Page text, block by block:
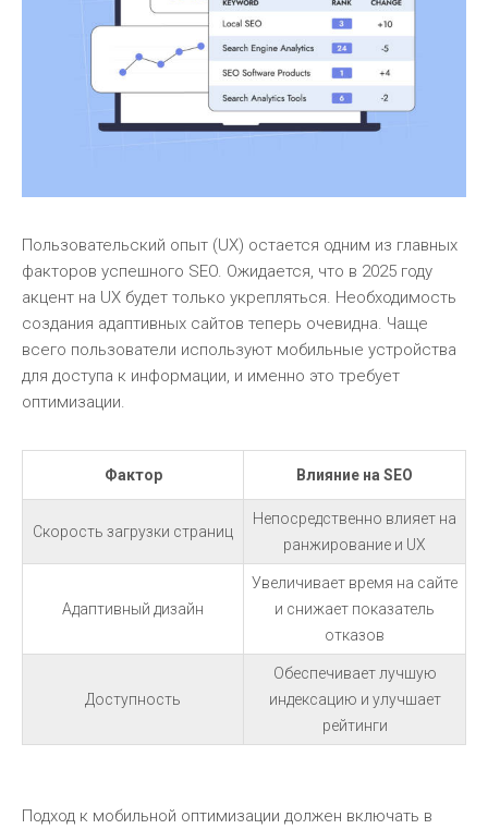
Пользовательский опыт (UX) остается одним из главных
факторов успешного SEO. Ожидается, что в 2025 году
акцент на UX будет только укрепляться. Необходимость
создания адаптивных сайтов теперь очевидна. Чаще
всего пользователи используют мобильные устройства
для доступа к информации, и именно это требует
оптимизации.
Фактор Влияние на SEO
Скорость загрузки страниц
Непосредственно влияет на
ранжирование и UX
Адаптивный дизайн
Увеличивает время на сайте
и снижает показатель
отказов
Доступность
Обеспечивает лучшую
индексацию и улучшает
рейтинги
Подход к мобильной оптимизации должен включать в